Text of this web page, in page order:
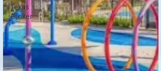
Texas
Broker